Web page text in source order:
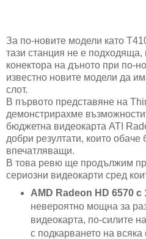
За по-новите модели като
тази станция не е
конектора на дъното при по-
известно новите модели да
слот.
В първото представяне на
демонстрирахме
бюджетна видеокарта ATI
добри резултати, които обаче
впечатляващи.
В това ревю ще продължим
сериозни видеокарти сред
AMD Radeon HD 6570 с
невероятно мощна за
видеокарта, по-силите
с подкарването на